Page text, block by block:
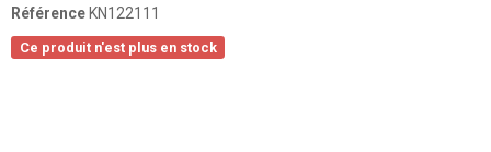
Référence KN122111
Ce produit n'est plus en stock